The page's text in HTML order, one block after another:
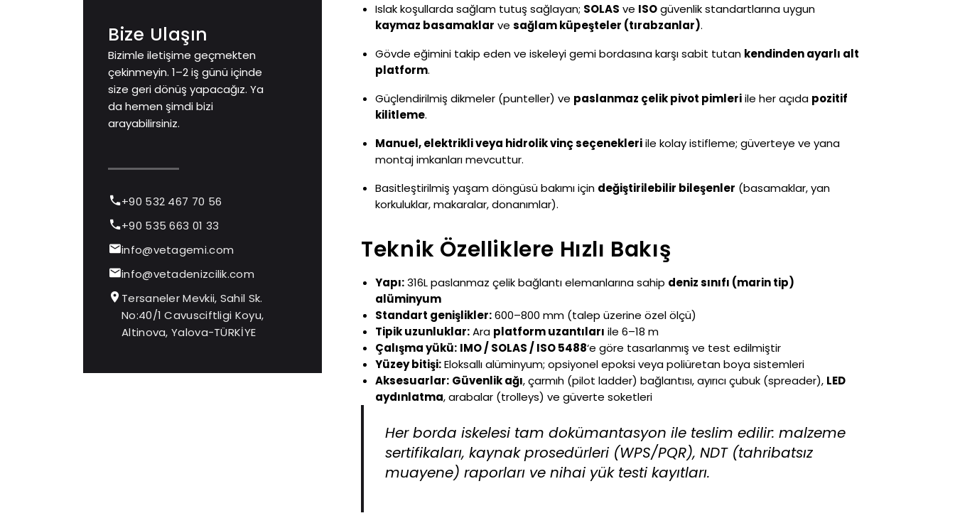
Bize Ulaşın
Bizimle iletişime geçmekten
çekinmeyin. 1–2 iş günü içinde
size geri dönüş yapacağız. Ya
da hemen şimdi bizi
arayabilirsiniz.
+90 532 467 70 56
+90 535 663 01 33
info@vetagemi.com
info@vetadenizcilik.com
Tersaneler Mevkii, Sahil Sk.
No:40/1 Cavusciftligi Koyu,
Altinova, Yalova-TÜRKİYE
Islak koşullarda sağlam tutuş sağlayan; SOLAS ve ISOgüvenlik standartlarına uygun
kaymaz basamaklar vesağlam küpeşteler (tırabzanlar).
Gövde eğimini takip eden ve iskeleyi gemi bordasına karşı sabit tutan kendinden ayarlı alt
platform.
Güçlendirilmiş dikmeler (punteller) ve paslanmaz çelik pivot pimleriile her açıda pozitif
kilitleme.
Manuel, elektrikli veya hidrolik vinç seçenekleriile kolay istifleme; güverteye ve yana
montaj imkanları mevcuttur.
Basitleştirilmiş yaşam döngüsü bakımı için değiştirilebilir bileşenler (basamaklar, yan
korkuluklar, makaralar, donanımlar).
Teknik Özelliklere Hızlı Bakış
Yapı:316L paslanmaz çelik bağlantı elemanlarına sahip deniz sınıfı (marin tip)
alüminyum
Standart genişlikler:600–800 mm (talep üzerine özel ölçü)
Tipik uzunluklar:Ara platform uzantıları ile 6–18 m
Çalışma yükü: IMO / SOLAS / ISO 5488‘e göre tasarlanmış ve test edilmiştir
Yüzey bitişi:Eloksallı alüminyum; opsiyonel epoksi veya poliüretan boya sistemleri
Aksesuarlar: Güvenlik ağı, çarmıh (pilot ladder) bağlantısı, ayırıcı çubuk (spreader), LED
aydınlatma, arabalar (trolleys) ve güverte soketleri
Her borda iskelesi tam dokümantasyon ile teslim edilir: malzeme
sertifikaları, kaynak prosedürleri (WPS/PQR), NDT (tahribatsız
muayene) raporları ve nihai yük testi kayıtları.